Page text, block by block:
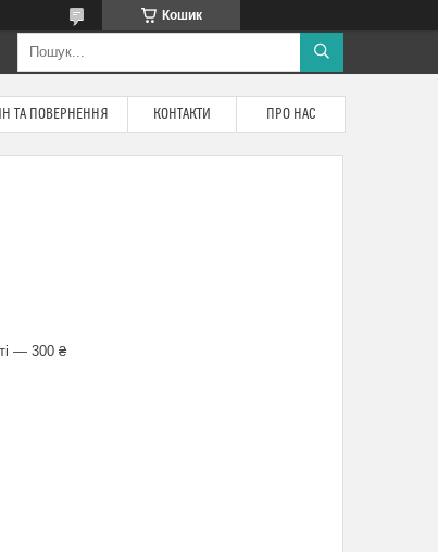
Кошик
ТА ПОВЕРНЕННЯ КОНТАКТИ ПРО НАС
— 300 ₴